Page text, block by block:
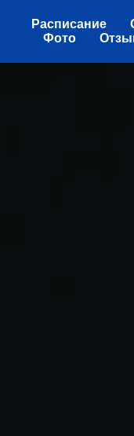
Расписание
Фото